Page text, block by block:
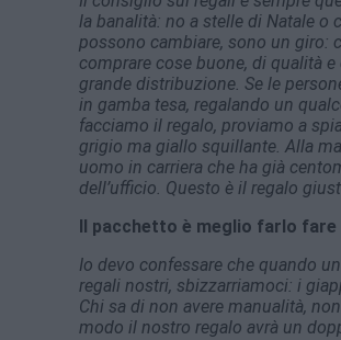
la banalità: no a stelle di Natale o
possono cambiare, sono un giro:
comprare cose buone, di qualità
grande distribuzione. Se le
in gamba tesa, regalando un
facciamo il regalo, proviamo a
grigio ma giallo squillante. Alla
uomo in carriera che ha già
dell’ufficio. Questo è il regalo
Il pacchetto è meglio farlo
Io devo confessare che quando
regali nostri, sbizzarriamoci: i
Chi sa di non avere manualità,
modo il nostro regalo avrà un